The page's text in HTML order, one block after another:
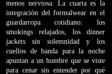
menos nerviosa. La cuarta es la
integración del formalwear en el
guardarropa cotidiano: los
smokings relajados, los dinner
jackets sin solemnidad y los
cuellos de banda para la noche
apuntan a un hombre que se viste
para cenar sin entender por qué